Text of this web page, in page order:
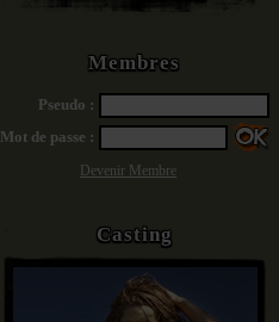
Membres
Pseudo :
Mot de passe :
Devenir Membre
Casting